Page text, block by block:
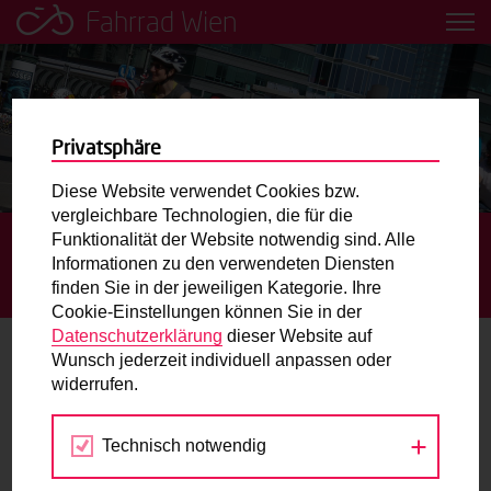
Fahrrad Wien
Leih dir einfach ein Transportfahrrad in deiner Nähe aus!
Mobilitätsbildung für Kinder und
Jugendliche
Radweg-Projektkarte
Routenplaner
Mit dem Fahrrad in Wien unterwegs? Hier finden Sie die
beste Route.
Wunschbox
Sie haben ein Anliegen zum Radverkehr? Schreiben Sie
STARTSEITE BLOG
WIENERINNEN UND WIENER
LEGEN EIN DRITTEL IHRER WEGE ZU FUSS ODER MIT DEM R
AD ZURÜCK. POTENZIAL NACH OBEN IST VORHANDEN.
Wienerinnen und Wiener legen ein
Drittel ihrer Wege zu Fuß oder mit dem
Rad zurück. Potenzial nach oben ist
vorhanden.
Privatsphäre
Diese Website verwendet Cookies bzw.
vergleichbare Technologien, die für die
Funktionalität der Website notwendig sind. Alle
Informationen zu den verwendeten Diensten
finden Sie in der jeweiligen Kategorie. Ihre
Cookie-Einstellungen können Sie in der
Datenschutzerklärung dieser Website auf
Wunsch jederzeit individuell anpassen oder
widerrufen.
Technisch notwendig